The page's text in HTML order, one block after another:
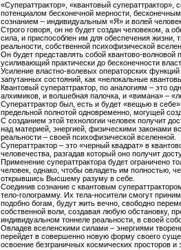
«Суператтрактор», «квантовый суператтрактор»,
потенциалом бесконечной мерности,
сознанием – индивидуальным «Я» и волей
Строго говоря, он не будет создан человеком, а
сила, и приспособлен им для обеспечения жизни,
реальности, собственной психофизической
Он будет представлять собой квантово-
усиливающий практически до бесконечности
Усиление властно-волевых операторских функций
запутанных состояний, как «нелокальные
Квантовый суператтрактор, по аналогиям – это
алхимиков, и волшебная палочка, и «вимана» –
Суператтрактор был, есть и будет «вещью в
предельной полнотой одновременно, могущей
С созданием этой технологии человек получит
над материей, энергией, физическими законами
реальности – своей психофизической вселенной.
Суператтрактор – это «черный квадрат» в
человечества, разгадав который оно получит
Применение суператтрактора будет ограничено
человек, однако, чтобы овладеть им полностью,
открывшись Высшему разуму в себе.
Соединив сознание с квантовым
тело-голограмму. Их тела-носители смогут
подобно богам, будут жить вечно, свободно
собственной воли, создавая любую обстановку,
индивидуальном тоннеле реальности, в своей
Овладев вселенскими силами – энергиями
перейдет в совершенно новую форму своего
освоение безграничных космических просторов